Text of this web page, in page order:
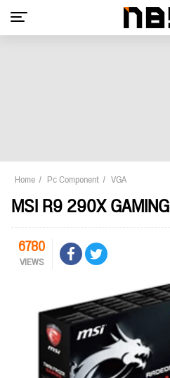
Home Pc Component VGA
MSI R9 290X GAMING
6780
VIEWS